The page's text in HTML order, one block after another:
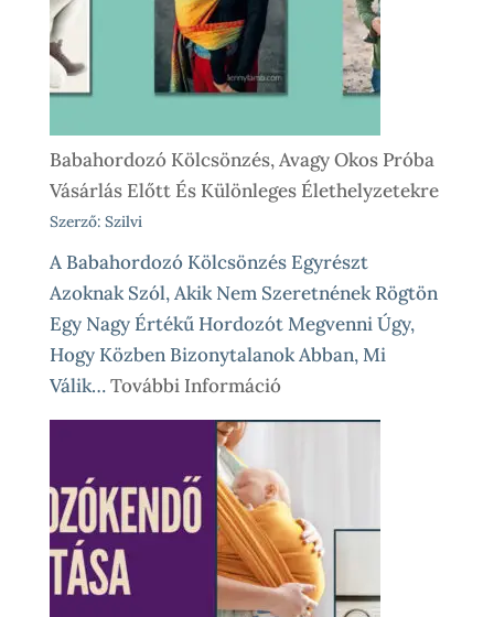
Nálunk
Babahordozó Kölcsönzés, Avagy Okos Próba
Vásárlás Előtt És Különleges Élethelyzetekre
Szerző: Szilvi
A Babahordozó Kölcsönzés Egyrészt
Azoknak Szól, Akik Nem Szeretnének Rögtön
Egy Nagy Értékű Hordozót Megvenni Úgy,
Hogy Közben Bizonytalanok Abban, Mi
Válik…További Információ:
Babahordozó
Avagy
Okos
Próba
Vásárlás
Előtt